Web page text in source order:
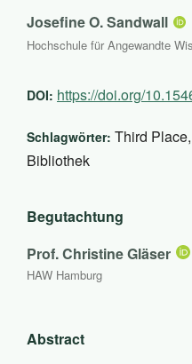
Josefine O. Sandwall
Hochschule für Angewandte
DOI: https://doi.org/
Schlagwörter: Third
Bibliothek
Begutachtung
Prof. Christine Gläser
HAW Hamburg
Abstract